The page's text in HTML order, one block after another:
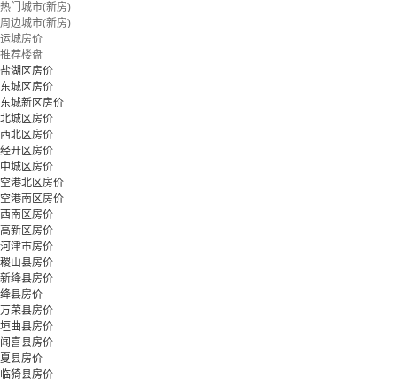
热门城市(新房)
周边城市(新房)
运城房价
推荐楼盘
盐湖区房价
东城区房价
东城新区房价
北城区房价
西北区房价
经开区房价
中城区房价
空港北区房价
空港南区房价
西南区房价
高新区房价
河津市房价
稷山县房价
新绛县房价
绛县房价
万荣县房价
垣曲县房价
闻喜县房价
夏县房价
临猗县房价